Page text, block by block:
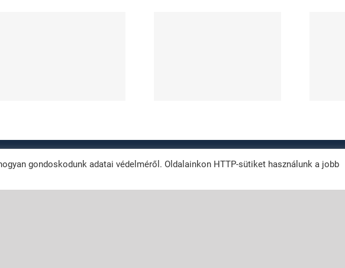
© Copyright 2012 - 2026 | Vizes fal szigetelés | Szigetelés technológia
| All Rights Reserved |
gondoskodunk adatai védelméről. Oldalainkon HTTP-sütiket használunk a jobb